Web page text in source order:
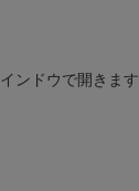
ンドウで開きます